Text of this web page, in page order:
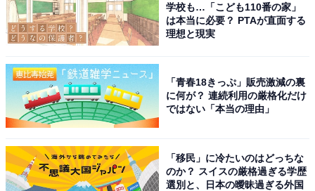
学校も…「こども110番の家」
は本当に必要？ PTAが直面する
理想と現実
「青春18きっぷ」販売激減の裏
に何が？ 連続利用の厳格化だけ
ではない「本当の理由」
「移民」に冷たいのはどっちな
のか？ スイスの厳格過ぎる学歴
選別と、日本の曖昧過ぎる外国